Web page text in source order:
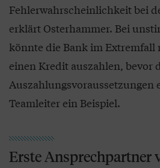
Fehlerwahrscheinlichkeit bei
erklärt Osterhammer. Bei
könnte die Bank im Extremfall
einen Kredit auszahlen, bevor
Teamleiter ein Beispiel.
Erste Ansprechpartner